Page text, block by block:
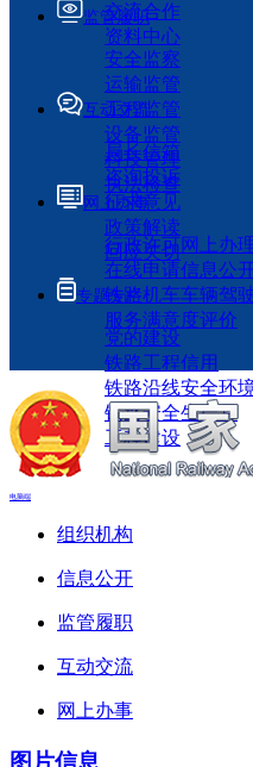
交流合作
资料中心
监管履职
安全监察
运输监管
工程监管
设备监管
科技管理
执法检查
互动交流
局长信箱
咨询投诉
征求意见
政策解读
回应关切
网上办事
行政许可网上办
在线申请信息公
铁路机车车辆驾
服务满意度评价
专题专栏
党的建设
铁路工程信用
铁路沿线安全环
铁路安全生产月
工程建设
电脑端
组织机构
信息公开
监管履职
互动交流
网上办事
图片信息